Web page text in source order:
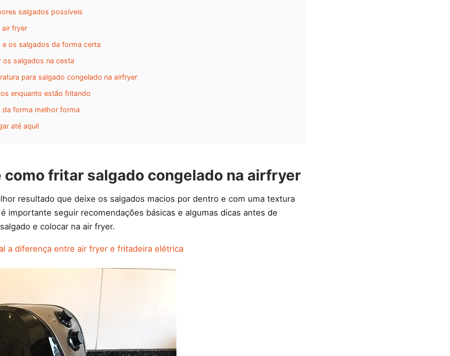
salgados possíveis
air fryer
e os salgados da forma certa
os salgados na cesta
para salgado congelado na airfryer
enquanto estão fritando
da forma melhor forma
até aqui!
como fritar salgado congelado na airfryer
resultado que deixe os salgados macios por dentro e com uma textura
importante seguir recomendações básicas e algumas dicas antes de
e colocar na air fryer.
a diferença entre air fryer e fritadeira elétrica